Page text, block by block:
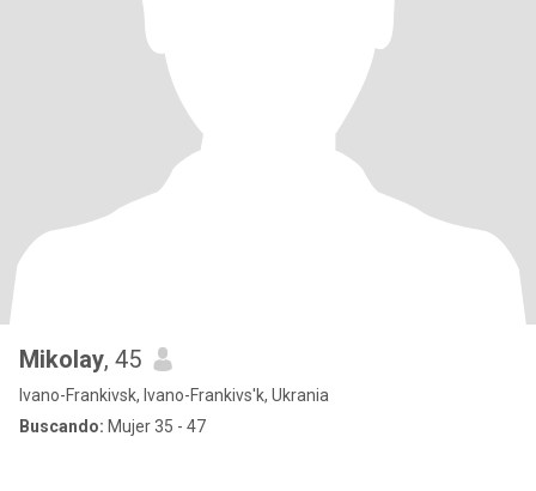
Mikolay, 45
Ivano-Frankivsk, Ivano-Frankivs'k, Ukrania
Buscando: Mujer 35 - 47